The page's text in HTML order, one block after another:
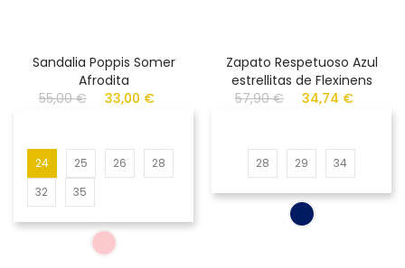
Sandalia Poppis Somer
Afrodita
55,00 €
33,00 €
24 25 26
28
32
35
Zapato Respetuoso Azul
estrellitas de Flexinens
57,90 €
34,74 €
28 29 34